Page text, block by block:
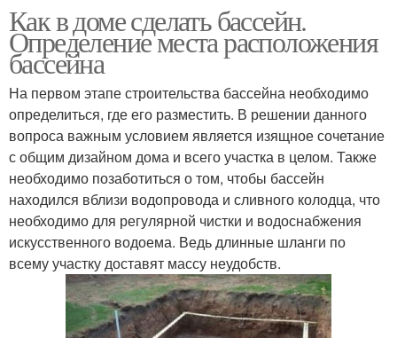
Бассейн в здании Собственный бассейн
Руки из пленки
Как в доме сделать бассейн.
Определение места расположения
бассейна
На первом этапе строительства бассейна необходимо
определиться, где его разместить. В решении данного
вопроса важным условием является изящное сочетание
с общим дизайном дома и всего участка в целом. Также
необходимо позаботиться о том, чтобы бассейн
находился вблизи водопровода и сливного колодца, что
необходимо для регулярной чистки и водоснабжения
искусственного водоема. Ведь длинные шланги по
всему участку доставят массу неудобств.